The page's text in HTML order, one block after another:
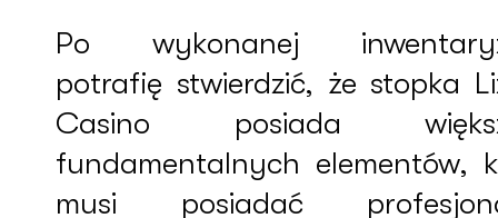
Po wykonanej
potrafię stwierdzić, że stopka
Casino posiada
fundamentalnych elementów,
musi posiadać